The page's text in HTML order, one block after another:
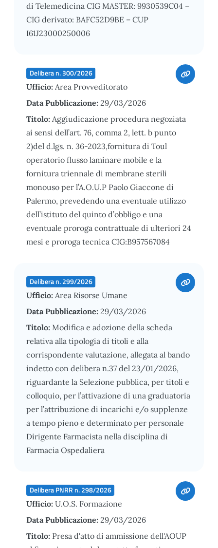
di Telemedicina CIG MASTER: 9930539C04 –
CIG derivato: BAFC52D9BE – CUP
I61J23000250006
Delibera n. 300/2026
Ufficio: Area Provveditorato
Data Pubblicazione: 29/03/2026
Titolo: Aggiudicazione procedura negoziata
ai sensi dell’art. 76, comma 2, lett. b punto
2)del d.lgs. n. 36-2023,fornitura di Toul
operatorio flusso laminare mobile e la
fornitura triennale di membrane sterili
monouso per l’A.O.U.P Paolo Giaccone di
Palermo, prevedendo una eventuale utilizzo
dell’istituto del quinto d’obbligo e una
eventuale proroga contrattuale di ulteriori 24
mesi e proroga tecnica CIG:B957567084
Delibera n. 299/2026
Ufficio: Area Risorse Umane
Data Pubblicazione: 29/03/2026
Titolo: Modifica e adozione della scheda
relativa alla tipologia di titoli e alla
corrispondente valutazione, allegata al bando
indetto con delibera n.37 del 23/01/2026,
riguardante la Selezione pubblica, per titoli e
colloquio, per l’attivazione di una graduatoria
per l’attribuzione di incarichi e/o supplenze
a tempo pieno e determinato per personale
Dirigente Farmacista nella disciplina di
Farmacia Ospedaliera
Delibera PNRR n. 298/2026
Ufficio: U.O.S. Formazione
Data Pubblicazione: 29/03/2026
Titolo: Presa d'atto di ammissione dell'AOUP